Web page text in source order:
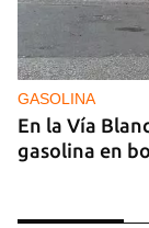
GASOLINA
En la Vía
gasolina en